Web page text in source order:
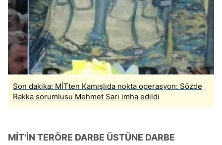
Son dakika: MİTten Kamışlıda nokta operasyon: Sözde
Rakka sorumlusu Mehmet Sarı imha edildi
MİT'İN TERÖRE DARBE ÜSTÜNE DARBE